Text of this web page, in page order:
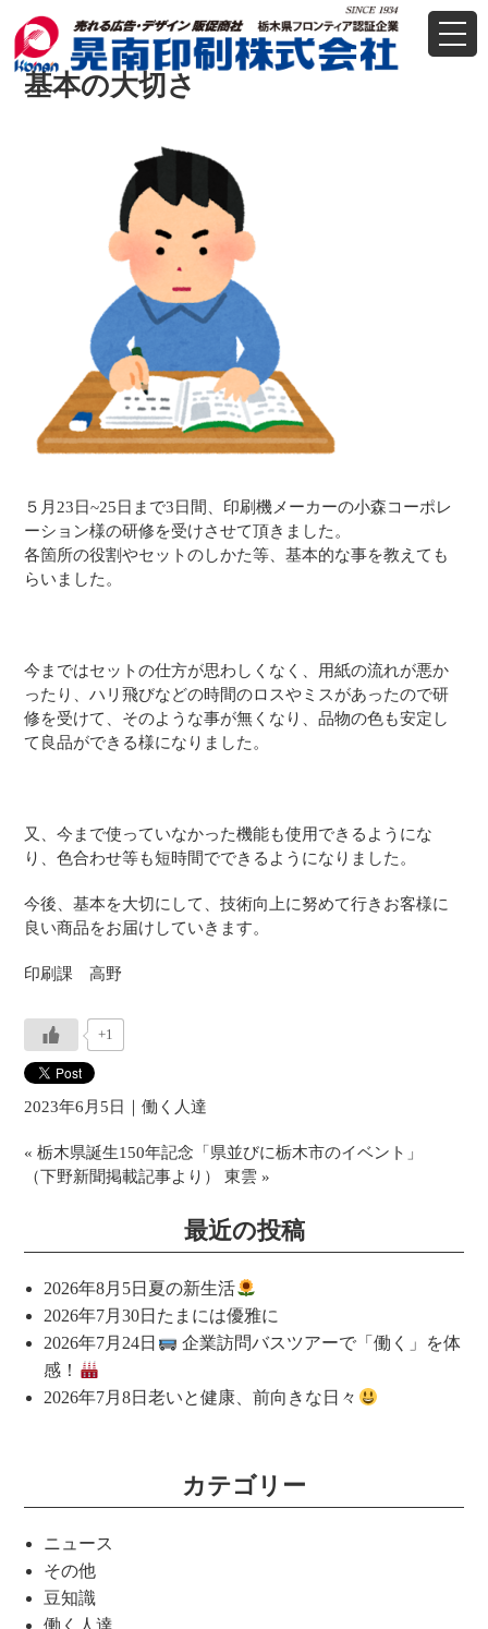
t
o
基本の大切さ
５月23日~25日まで3日間、印刷機メーカーの小森コーポレ
ーション様の研修を受けさせて頂きました。
各箇所の役割やセットのしかた等、基本的な事を教えても
らいました。
今まではセットの仕方が思わしくなく、用紙の流れが悪か
ったり、ハリ飛びなどの時間のロスやミスがあったので研
修を受けて、そのような事が無くなり、品物の色も安定し
て良品ができる様になりました。
又、今まで使っていなかった機能も使用できるようにな
り、色合わせ等も短時間でできるようになりました。
今後、基本を大切にして、技術向上に努めて行きお客様に
良い商品をお届けしていきます。
印刷課 高野
+1
2023年6月5日｜働く人達
«栃木県誕生150年記念「県並びに栃木市のイベント」
（下野新聞掲載記事より）
東雲 »
最近の投稿
2026年8月5日 夏の新生活
2026年7月30日 たまには優雅に
2026年7月24日
企業訪問バスツアーで「働く」を体
感！
2026年7月8日老いと健康、前向きな日々
カテゴリー
ニュース
その他
豆知識
働く人達